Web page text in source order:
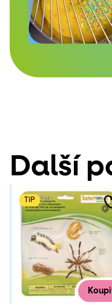
Další
TIP